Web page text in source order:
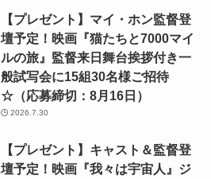
【プレゼント】マイ・ホン監督登
壇予定！映画『猫たちと7000マイ
ルの旅』監督来日舞台挨拶付き一
般試写会に15組30名様ご招待
☆（応募締切：8月16日）
2026.7.30
【プレゼント】キャスト＆監督登
壇予定！映画『我々は宇宙人』ジ